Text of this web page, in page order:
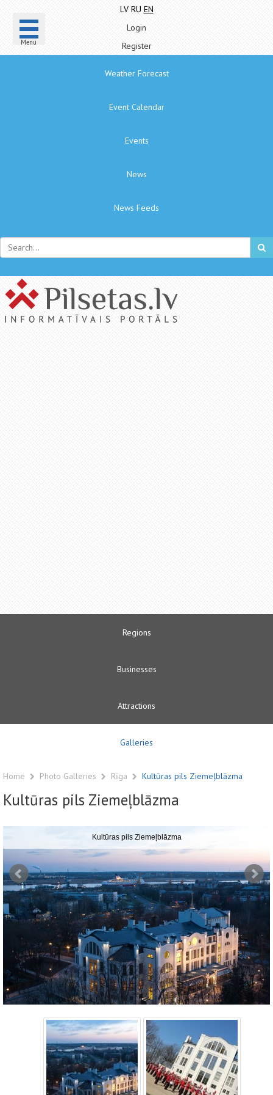
Menu
LV RU EN
Login
Register
Weather Forecast
Event Calendar
Events
News
News Feeds
Regions
Businesses
Attractions
Galleries
Home Photo Galleries Rīga Kultūras pils Ziemeļblāzma
Kultūras pils Ziemeļblāzma
Kultūras pils Ziemeļblāzma